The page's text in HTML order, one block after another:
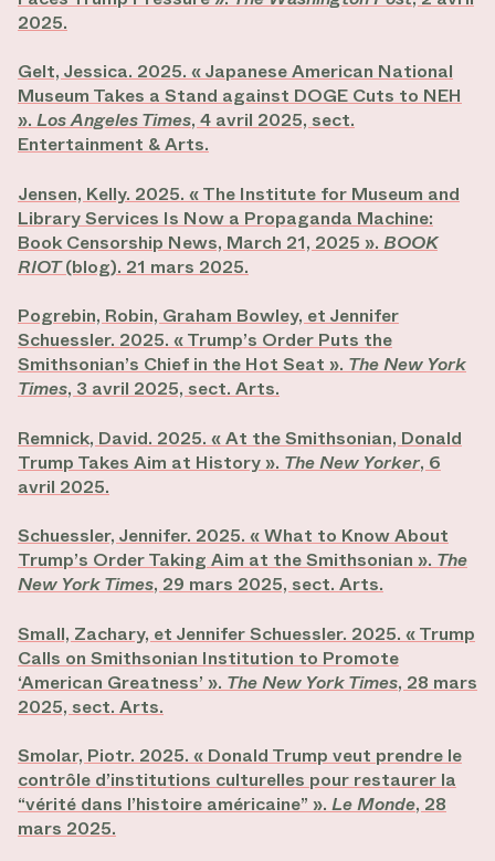
2025.
Gelt, Jessica. 2025. « Japanese American National
Museum Takes a Stand against DOGE Cuts to NEH
». Los Angeles Times, 4 avril 2025, sect.
Entertainment & Arts.
Jensen, Kelly. 2025. « The Institute for Museum and
Library Services Is Now a Propaganda Machine:
Book Censorship News, March 21, 2025 ». BOOK
RIOT(blog). 21 mars 2025.
Pogrebin, Robin, Graham Bowley, et Jennifer
Schuessler. 2025. « Trump’s Order Puts the
Smithsonian’s Chief in the Hot Seat ». The New York
Times, 3 avril 2025, sect. Arts.
Remnick, David. 2025. « At the Smithsonian, Donald
Trump Takes Aim at History ». The New Yorker, 6
avril 2025.
Schuessler, Jennifer. 2025. « What to Know About
Trump’s Order Taking Aim at the Smithsonian ». The
New York Times, 29 mars 2025, sect. Arts.
Small, Zachary, et Jennifer Schuessler. 2025. « Trump
Calls on Smithsonian Institution to Promote
‘American Greatness’ ». The New York Times, 28 mars
2025, sect. Arts.
Smolar, Piotr. 2025. « Donald Trump veut prendre le
contrôle d’institutions culturelles pour restaurer la
“vérité dans l’histoire américaine” ». Le Monde, 28
mars 2025.